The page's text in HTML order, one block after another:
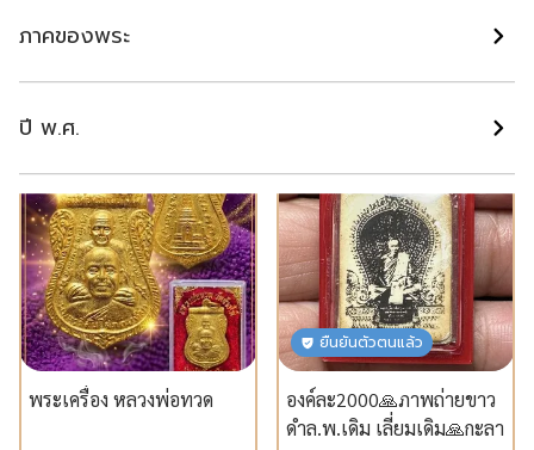
นวโลหะ หน้ากากเงิน
นนทบุรี
฿ 9,000 ฿ 4,900
แนะนำ
พระเครื่อง หลวงพ่อทวด
ยืนยันตัวตนแล้ว
แนะนำ
องค์ละ2000🙏ภาพถ่ายขาว
ดำล.พ.เดิม เลี่ยมเดิม🙏กะลา
ภาคของพระ
ปี พ.ศ.